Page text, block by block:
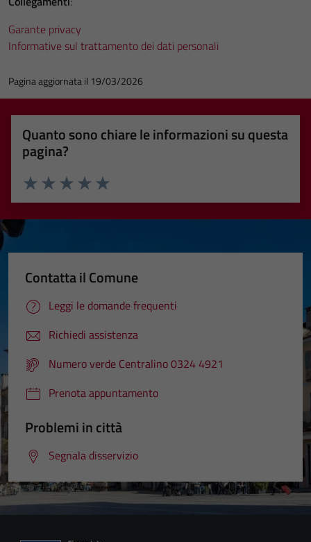
Garante privacy
Informative sul trattamento dei dati personali
Pagina aggiornata il 19/03/2026
Quanto sono chiare le informazioni su questa
pagina?
Valuta 5 stelle su 5
Valuta 4 stelle su 5
Valuta 3 stelle su 5
Valuta 2 stelle su 5
Valuta 1 stelle su 5
Contatta il Comune
Leggi le domande frequenti
Richiedi assistenza
Numero verde Centralino 0324 4921
Prenota appuntamento
Problemi in città
Segnala disservizio
del sito e non
personali.